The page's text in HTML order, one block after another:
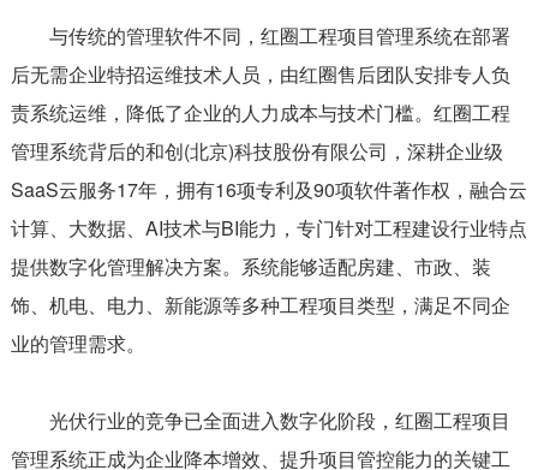
与传统的管理软件不同，红圈工程项目管理系统在部署
后无需企业特招运维技术人员，由红圈售后团队安排专人负
责系统运维，降低了企业的人力成本与技术门槛。红圈工程
管理系统背后的和创(北京)科技股份有限公司，深耕企业级
SaaS云服务17年，拥有16项专利及90项软件著作权，融合云
计算、大数据、AI技术与BI能力，专门针对工程建设行业特点
提供数字化管理解决方案。系统能够适配房建、市政、装
饰、机电、电力、新能源等多种工程项目类型，满足不同企
业的管理需求。
光伏行业的竞争已全面进入数字化阶段，红圈工程项目
管理系统正成为企业降本增效、提升项目管控能力的关键工